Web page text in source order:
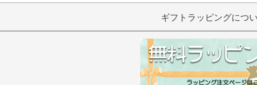
ギフトラッピングにつ